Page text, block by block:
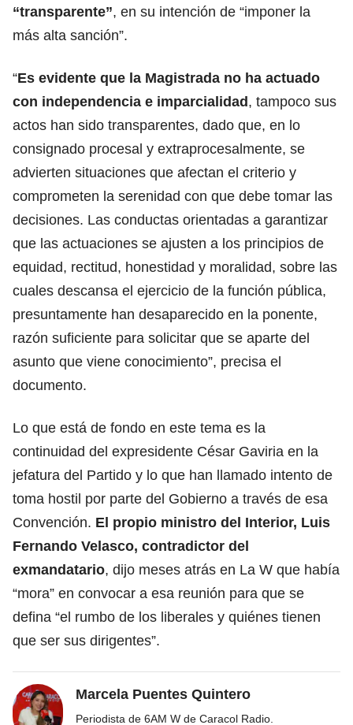
“transparente”, en su intención de “imponer la
más alta sanción”.
“Es evidente que la Magistrada no ha actuado
con independencia e imparcialidad, tampoco sus
actos han sido transparentes, dado que, en lo
consignado procesal y extraprocesalmente, se
advierten situaciones que afectan el criterio y
comprometen la serenidad con que debe tomar las
decisiones. Las conductas orientadas a garantizar
que las actuaciones se ajusten a los principios de
equidad, rectitud, honestidad y moralidad, sobre las
cuales descansa el ejercicio de la función pública,
presuntamente han desaparecido en la ponente,
razón suficiente para solicitar que se aparte del
asunto que viene conocimiento”, precisa el
documento.
Lo que está de fondo en este tema es la
continuidad del expresidente César Gaviria en la
jefatura del Partido y lo que han llamado intento de
toma hostil por parte del Gobierno a través de esa
Convención. El propio ministro del Interior, Luis
Fernando Velasco, contradictor del
exmandatario, dijo meses atrás en La W que había
“mora” en convocar a esa reunión para que se
defina “el rumbo de los liberales y quiénes tienen
que ser sus dirigentes”.
Marcela Puentes Quintero
Periodista de 6AM W de Caracol Radio.